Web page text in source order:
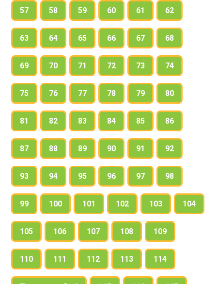
57 58 59 60 61 62
63 64 65 66 67 68
69 70 71 72 73 74
75 76 77 78 79 80
81 82 83 84 85 86
87 88 89 90 91 92
93 94 95 96 97 98
99 100 101 102 103 104
105 106 107 108 109
110 111 112 113 114